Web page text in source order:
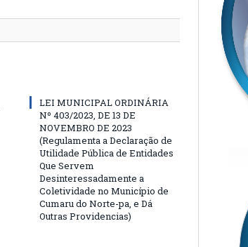
LEI MUNICIPAL ORDINÁRIA
Nº 403/2023, DE 13 DE
NOVEMBRO DE 2023
(Regulamenta a Declaração de
Utilidade Pública de Entidades
Que Servem
Desinteressadamente a
Coletividade no Município de
Cumaru do Norte-pa, e Dá
Outras Providencias)